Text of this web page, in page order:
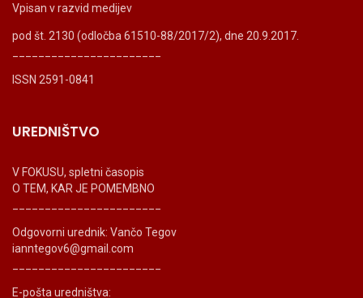
Vpisan v razvid medijev
pod št. 2130 (odločba 61510-88/2017/2), dne 20.9.2017.
ISSN 2591-0841
UREDNIŠTVO
V FOKUSU, spletni časopis
O TEM, KAR JE POMEMBNO
Odgovorni urednik: Vančo Tegov
ianntegov6@gmail.com
E-pošta uredništva: